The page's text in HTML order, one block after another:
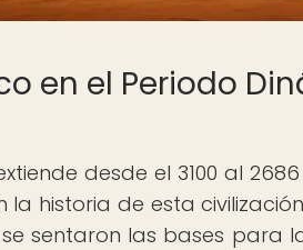
en el Periodo
desde el 3100 al
historia de esta
sentaron las bases para